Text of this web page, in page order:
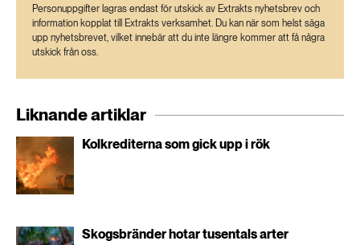
Personuppgifter lagras endast för utskick av Extrakts nyhetsbrev och
information kopplat till Extrakts verksamhet. Du kan när som helst säga
upp nyhetsbrevet, vilket innebär att du inte längre kommer att få några
utskick från oss.
Liknande artiklar
Kolkrediterna som gick upp i rök
Skogsbränder hotar tusentals arter